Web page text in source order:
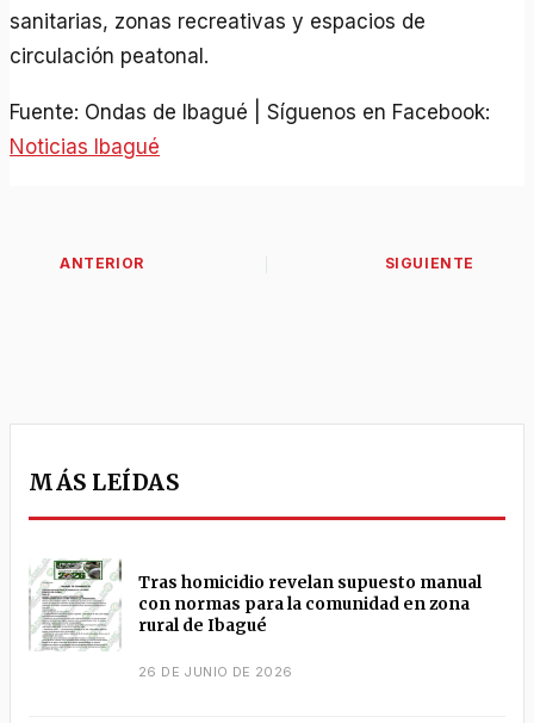
sanitarias, zonas recreativas y espacios de
circulación peatonal.
Fuente: Ondas de Ibagué | Síguenos en Facebook:
Noticias Ibagué
MÁS LEÍDAS
Tras homicidio revelan supuesto manual
con normas para la comunidad en zona
rural de Ibagué
26 DE JUNIO DE 2026